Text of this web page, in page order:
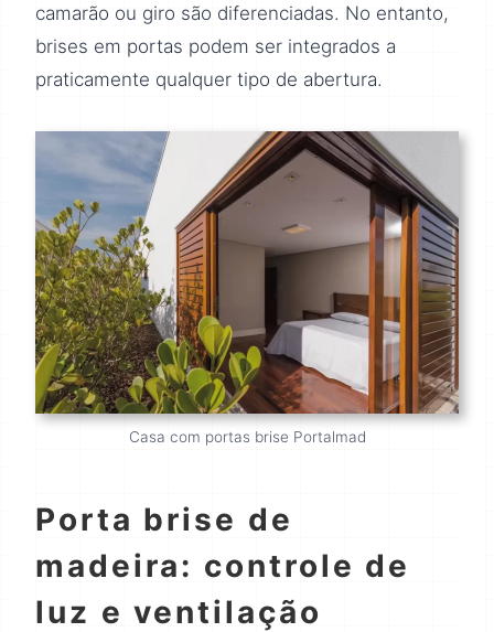
camarão ou giro são diferenciadas. No entanto,
brises em portas podem ser integrados a
praticamente qualquer tipo de abertura.
Casa com portas brise Portalmad
Porta brise de
madeira: controle de
luz e ventilação